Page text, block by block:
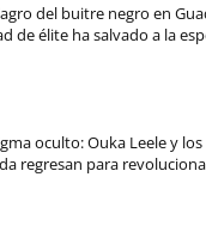
del buitre negro en
de élite ha salvado a la
oculto: Ouka Leele y
regresan para